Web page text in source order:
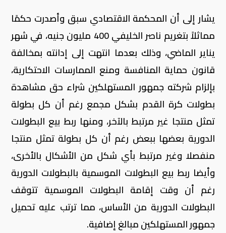
يشار إلى أن المحكمة الاقتصادي سبق وأصدرت حكمًا
مماثلاً بتغريم ناصر الخليفي 400 مليون جنيه، في شهر
يناير الماضي، وذلك بعدما انتهت إلى إدانته بمخالفة
قانون حماية المنافسة ومنع الممارسات الاحتكارية،
بإلزام شركته جمهور المستهلكين شراء حق مشاهدة
بطولات كرة القدم بشكل مجمع رغم أن كل بطولة
تمثل منتجا غير مرتبط بالآخر، ومنها ربط بيع البطولات
الدورية بعضها ببعض رغم أن كل بطولة تمثل منتجا
منفصلا وغير مرتبط بأي شكل من الأشكال بالأخرى،
وأيضا ربط بيع البطولات الموسمية بالبطولات الدورية
رغم أن وقت إقامة البطولات الموسمية تتوقف
البطولات الدورية من الأساس، مما ترتب عليه تحميل
جمهور المستهلكين مبالغ إضافية.